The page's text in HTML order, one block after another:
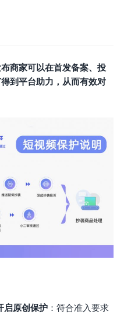
商家可以在首发备案、投
到平台助力，从而有效对
启原创保护 ：符合准入要求